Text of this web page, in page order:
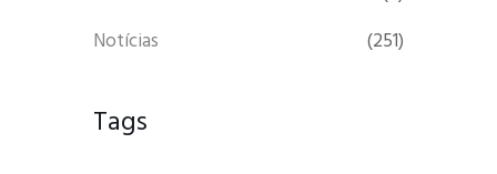
Notícias
(251)
Tags